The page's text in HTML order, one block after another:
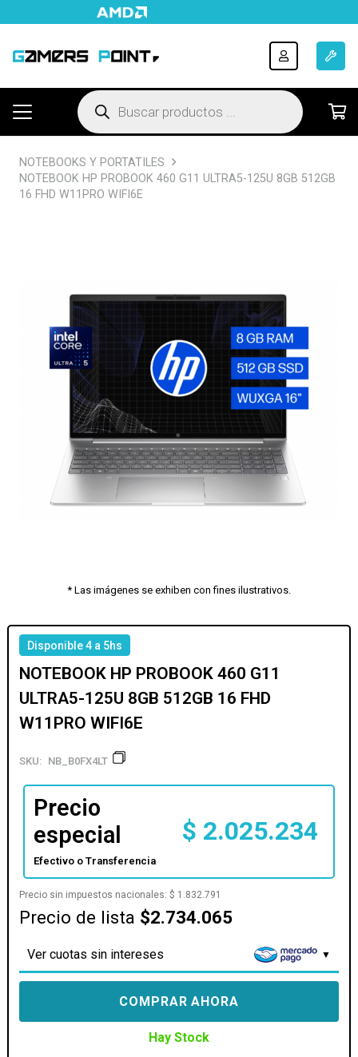
Búsqueda
de
productos
NOTEBOOKS Y PORTATILES
NOTEBOOK HP PROBOOK 460 G11 ULTRA5-125U 8GB 512GB
16 FHD W11PRO WIFI6E
* Las imágenes se exhiben con fines ilustrativos.
Disponible 4 a 5hs
NOTEBOOK HP PROBOOK 460 G11
ULTRA5-125U 8GB 512GB 16 FHD
W11PRO WIFI6E
SKU: NB_B0FX4LT
Precio
especial
Efectivo o Transferencia
$ 2.025.234
Precio sin impuestos nacionales:$ 1.832.791
Precio de lista $2.734.065
Ver cuotas sin intereses
COMPRAR AHORA
Hay Stock